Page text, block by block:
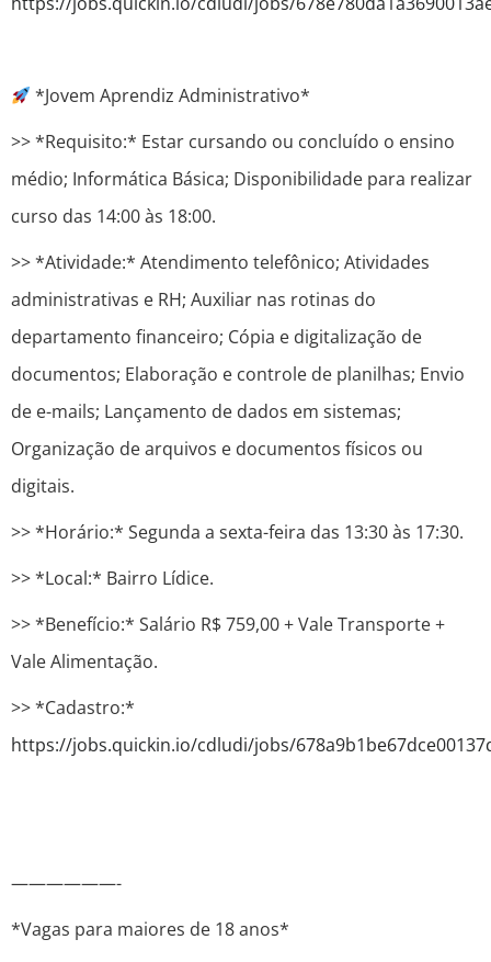
*Jovem Aprendiz Administrativo*
>> *Requisito:* Estar cursando ou concluído o ensino
médio; Informática Básica; Disponibilidade para realizar
curso das 14:00 às 18:00.
>> *Atividade:* Atendimento telefônico; Atividades
administrativas e RH; Auxiliar nas rotinas do
departamento financeiro; Cópia e digitalização de
documentos; Elaboração e controle de planilhas; Envio
de e-mails; Lançamento de dados em sistemas;
Organização de arquivos e documentos físicos ou
digitais.
>> *Horário:* Segunda a sexta-feira das 13:30 às 17:30.
>> *Local:* Bairro Lídice.
>> *Benefício:* Salário R$ 759,00 + Vale Transporte +
Vale Alimentação.
>> *Cadastro:*
https://jobs.quickin.io/cdludi/jobs/
——————-
*Vagas para maiores de 18 anos*